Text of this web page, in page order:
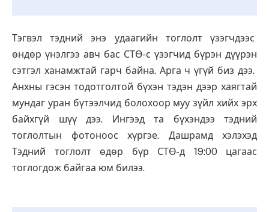
Тэгвэл тэдний энэ удаагийн тоглолт үзэгчдээс
өндөр үнэлгээ авч бас СТӨ-с үзэгчид бүрэн дүүрэн
сэтгэл ханамжтай гарч байна. Арга ч үгүй биз дээ.
Анхны гэсэн тодотголтой бүхэн тэдэн дээр хаягтай
мундаг уран бүтээлчид болохоор муу зүйл хийх эрх
байхгүй шүү дээ. Ингээд та бүхэндээ тэдний
тоглолтын фотоноос хүргэе. Дашрамд хэлэхэд
Тэдний тоглолт өдөр бүр СТӨ-д 19:00 цагаас
тоглогдож байгаа юм билээ.